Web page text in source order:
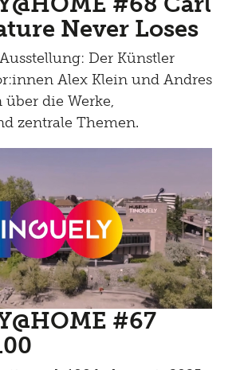
Never Loses
Der Künstler
Alex Klein und Andres
über die Werke,
zentrale Themen.
#67